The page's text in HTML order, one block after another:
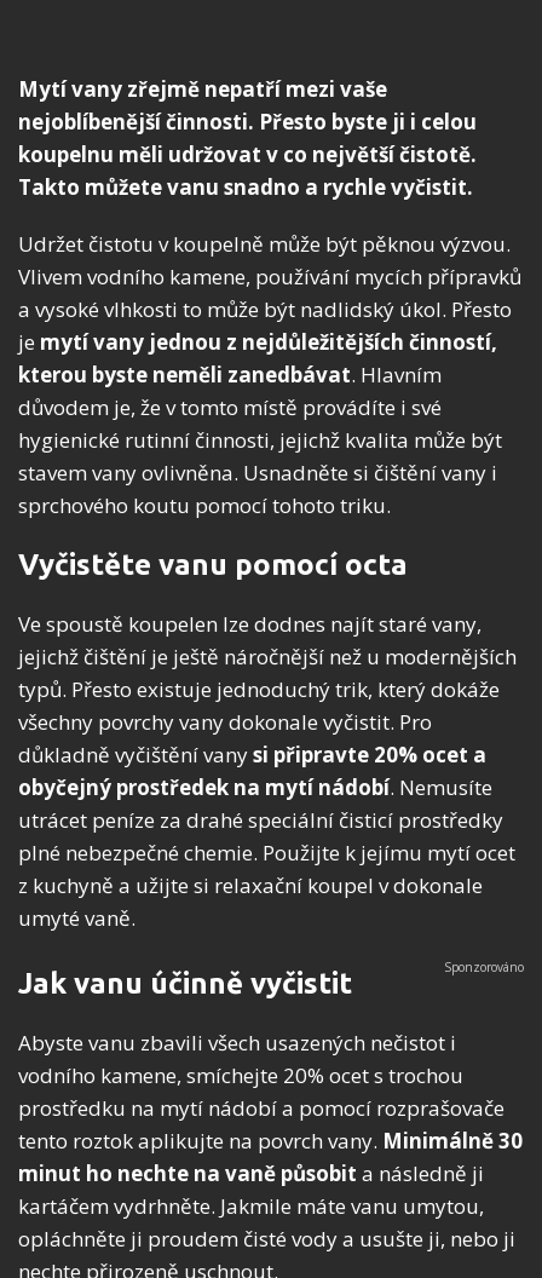
Mytí vany zřejmě nepatří mezi vaše
nejoblíbenější činnosti. Přesto byste ji i celou
koupelnu měli udržovat v co největší čistotě.
Takto můžete vanu snadno a rychle vyčistit.
Udržet čistotu v koupelně může být pěknou výzvou.
Vlivem vodního kamene, používání mycích přípravků
a vysoké vlhkosti to může být nadlidský úkol. Přesto
je mytí vany jednou z nejdůležitějších činností,
kterou byste neměli zanedbávat. Hlavním
důvodem je, že v tomto místě provádíte i své
hygienické rutinní činnosti, jejichž kvalita může být
stavem vany ovlivněna. Usnadněte si čištění vany i
sprchového koutu pomocí tohoto triku.
Vyčistěte vanu pomocí octa
Ve spoustě koupelen lze dodnes najít staré vany,
jejichž čištění je ještě náročnější než u modernějších
typů. Přesto existuje jednoduchý trik, který dokáže
všechny povrchy vany dokonale vyčistit. Pro
důkladně vyčištění vanysi připravte 20% ocet a
obyčejný prostředek na mytí nádobí. Nemusíte
utrácet peníze za drahé speciální čisticí prostředky
plné nebezpečné chemie. Použijte k jejímu mytí ocet
z kuchyně a užijte si relaxační koupel v dokonale
umyté vaně.
Jak vanu účinně vyčistit
Abyste vanu zbavili všech usazených nečistot i
vodního kamene, smíchejte 20% ocet s trochou
prostředku na mytí nádobí a pomocí rozprašovače
tento roztok aplikujte na povrch vany. Minimálně 30
minut ho nechte na vaně působit a následně ji
kartáčem vydrhněte. Jakmile máte vanu umytou,
opláchněte ji proudem čisté vody a usušte ji, nebo ji
nechte přirozeně uschnout.